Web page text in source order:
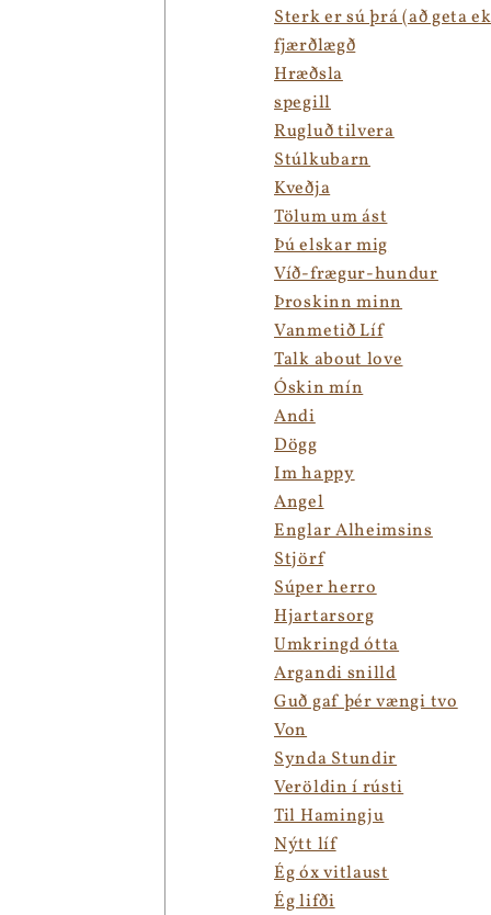
Sterk er sú þrá (að geta
fjærðlægð
Hræðsla
spegill
Rugluð tilvera
Stúlkubarn
Kveðja
Tölum um ást
Þú elskar mig
Víð-frægur-hundur
Þroskinn minn
Vanmetið Líf
Talk about love
Óskin mín
Andi
Dögg
Im happy
Angel
Englar Alheimsins
Stjörf
Súper herro
Hjartarsorg
Umkringd ótta
Argandi snilld
Guð gaf þér vængi tvo
Von
Synda Stundir
Veröldin í rústi
Til Hamingju
Nýtt líf
Ég óx vitlaust
Ég lifði